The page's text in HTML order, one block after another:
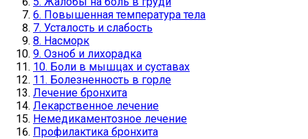
6. Повышенная температура тела
7. Усталость и слабость
8. Насморк
9. Озноб и лихорадка
10. Боли в мышцах и суставах
11. Болезненность в горле
Лечение бронхита
Лекарственное лечение
Немедикаментозное лечение
Профилактика бронхита